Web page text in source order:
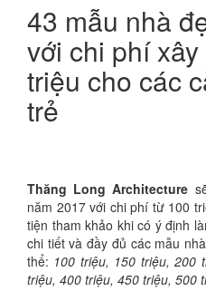
43 mẫu nhà
với chi phí
triệu cho các
trẻ
Thăng Long Architecture
năm 2017 với chi phí từ 100
tiện tham khảo khi có ý định
chi tiết và đầy đủ các mẫu
thể: 100 triệu, 150 triệu, 200
triệu, 400 triệu, 450 triệu, 500